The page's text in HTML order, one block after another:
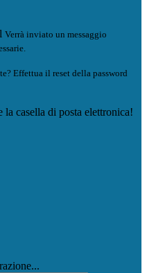
Verrà inviato un messaggio
Effettua il reset della password
casella di posta elettronica!